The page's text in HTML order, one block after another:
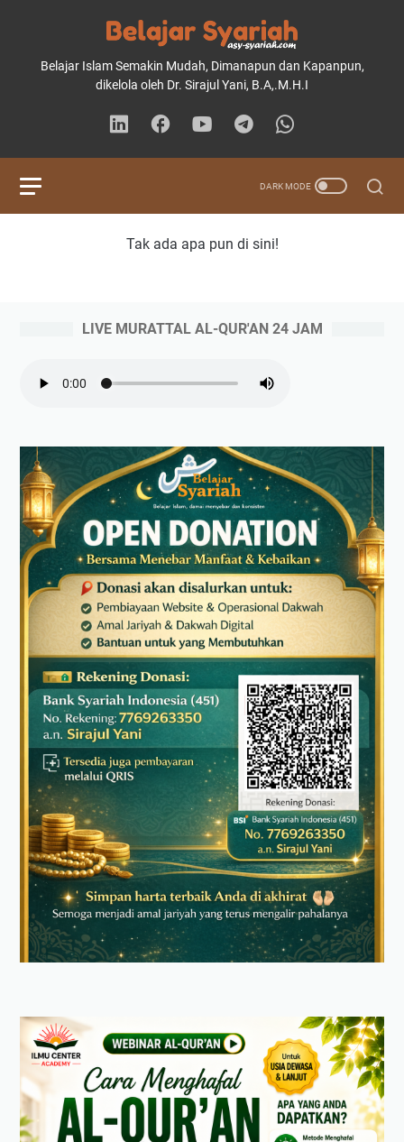
Belajar Islam Semakin Mudah, Dimanapun dan Kapanpun,
dikelola oleh Dr. Sirajul Yani, B.A,.M.H.I
Tak ada apa pun di sini!
LIVE MURATTAL AL-QUR'AN 24 JAM